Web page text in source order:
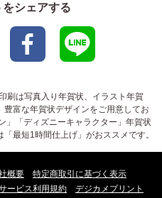
シェアする
刷は写真入り年賀状、イラスト年賀
富な年賀状デザインをご用意してお
」「ディズニーキャラクター」年賀状
最短1時間仕上げ」がおススメです。
概要
特定商取引に基づく表示
ービス利用規約 デジカメプリント